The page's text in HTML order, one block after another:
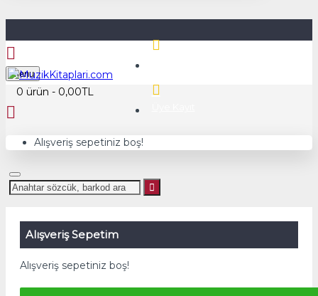
Menu
0 ürün - 0,00TL
Alışveriş sepetiniz boş!
Alışveriş Sepetim
Alışveriş sepetiniz boş!